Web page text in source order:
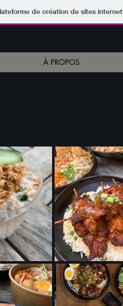
de création de sites internet
À PROPOS